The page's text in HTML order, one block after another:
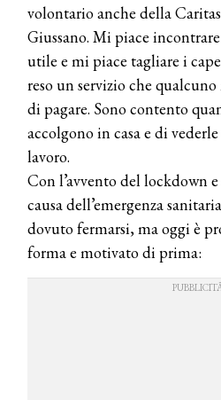
volontario anche della
Giussano. Mi piace
utile e mi piace tagliare i
reso un servizio che
di pagare. Sono contento
accolgono in casa e di
lavoro.
Con l’avvento del lockdown e
causa dell’emergenza
dovuto fermarsi, ma oggi è
forma e motivato di prima: